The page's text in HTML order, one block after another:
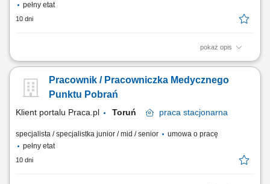
pełny etat
10 dni
pokaż opis
Bieżąca opieka nad pacjentem i dbaniem o komfortowy przebieg wizyty
związanych z bezpiecznym pozyskiwaniem próbki biologicznej.
Rzetelne wprowadzanie danych do wewnętrznych systemów
Pracownik / Pracowniczka Medycznego
Punktu Pobrań
Klient portalu Praca.pl Toruń praca stacjonarna
specjalista / specjalistka junior / mid / senior
umowa o pracę
pełny etat
10 dni